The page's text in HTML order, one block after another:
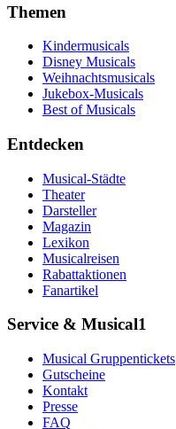
Themen
Kindermusicals
Disney Musicals
Weihnachtsmusicals
Jukebox-Musicals
Best of Musicals
Entdecken
Musical-Städte
Theater
Darsteller
Magazin
Lexikon
Musicalreisen
Rabattaktionen
Fanartikel
Service & Musical1
Musical Gruppentickets
Gutscheine
Kontakt
Presse
FAQ